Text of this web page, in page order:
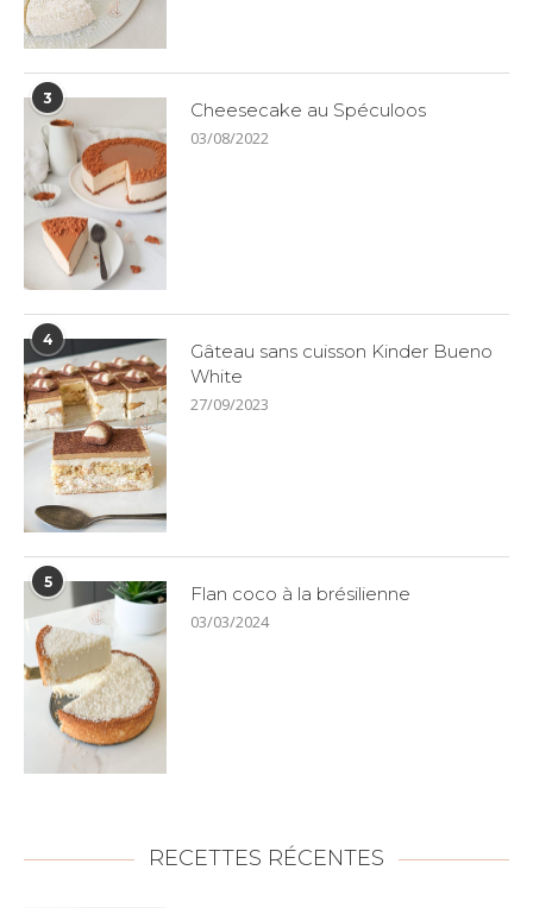
3
Cheesecake au Spéculoos
03/08/2022
4
Gâteau sans cuisson Kinder Bueno
White
27/09/2023
5
Flan coco à la brésilienne
03/03/2024
RECETTES RÉCENTES